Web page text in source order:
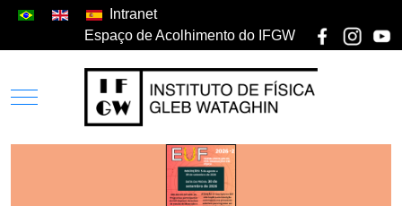
Intranet
Espaço de Acolhimento do IFGW